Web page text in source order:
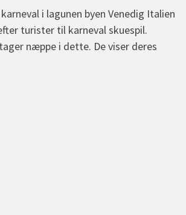
i lagunen byen Venedig Italien
turister til karneval skuespil.
næppe i dette. De viser deres